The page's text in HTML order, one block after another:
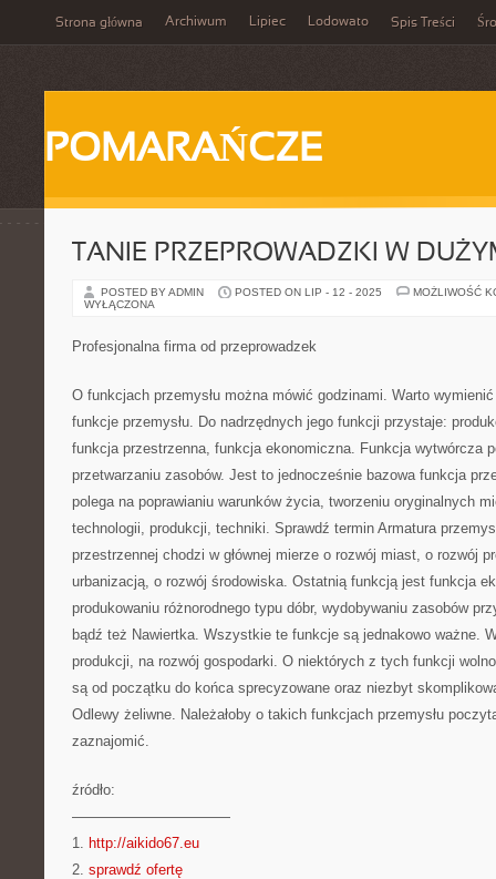
Strona główna Archiwum Lipiec Lodowato Spis Treści
POMARAŃCZE
TANIE PRZEPROWADZKI W
POSTED BY ADMIN POSTED ON LIP - 12 - 2025
MOŻLIWOŚĆ
WYŁĄCZONA
Profesjonalna firma od przeprowadzek
O funkcjach przemysłu można mówić godzinami. Warto
funkcje przemysłu. Do nadrzędnych jego funkcji przystaje:
funkcja przestrzenna, funkcja ekonomiczna. Funkcja wytwórcza
przetwarzaniu zasobów. Jest to jednocześnie bazowa funkcja
polega na poprawianiu warunków życia, tworzeniu oryginalnych
technologii, produkcji, techniki. Sprawdź termin Armatura
przestrzennej chodzi w głównej mierze o rozwój miast, o rozwój
urbanizacją, o rozwój środowiska. Ostatnią funkcją jest funkcja
produkowaniu różnorodnego typu dóbr, wydobywaniu zasobów
bądź też Nawiertka. Wszystkie te funkcje są jednakowo ważne.
produkcji, na rozwój gospodarki. O niektórych z tych funkcji
są od początku do końca sprecyzowane oraz niezbyt
Odlewy żeliwne. Należałoby o takich funkcjach przemysłu
zaznajomić.
źródło:
———————————
1. http://aikido67.eu
2. sprawdź ofertę